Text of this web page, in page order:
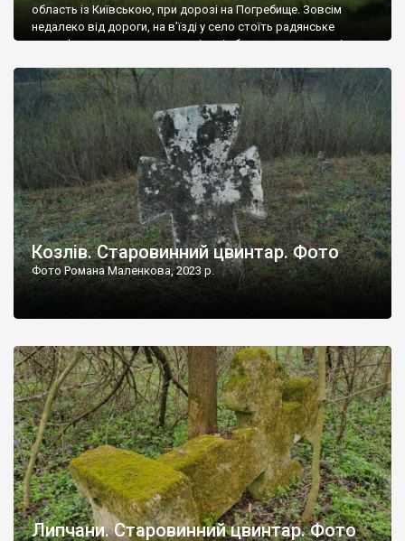
область із Київською, при дорозі на Погребище. Зовсім
недалеко від дороги, на в’їзді у село стоїть радянське
рельєфне пано, яке показує жінку і яблуню, а трохи далі, десь
не видно, але видно дві стареньких колії у траві – […]
Козлів. Старовинний цвинтар. Фото
Фото Романа Маленкова, 2023 р.
Липчани. Старовинний цвинтар. Фото